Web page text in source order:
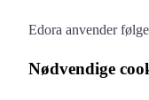
Edora anvender
Nødvendige